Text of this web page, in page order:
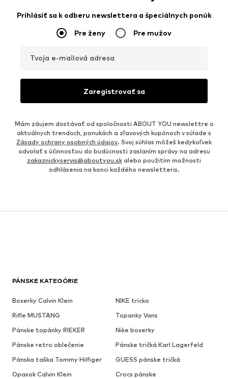
Prihlásiť sa k odberu newslettera a špeciálnych ponúk
Pre ženy Pre mužov
Tvoja e-mailová adresa
Zaregistrovať sa
Mám záujem dostávať od spoločnosti ABOUT YOU newslettre o
aktuálnych trendoch, ponukách a zľavových kupónoch v súlade s
Zásady ochrany osobných údajov. Svoj súhlas môžeš kedykoľvek
odvolať s účinnosťou do budúcnosti zaslaním správy na adresu
zakaznickyservis@aboutyou.sk alebo použitím možnosti
odhlásenia na konci každého newslettera.
PÁNSKE KATEGÓRIE
Boxerky Calvin Klein
NIKE tricko
Rifle MUSTANG
Topanky Vans
Pánske topánky RIEKER
Nike boxerky
Pánske retro oblečenie
Pánske tričká Karl Lagerfeld
Pánska taška Tommy Hilfiger
GUESS pánske tričká
Opasok Calvin Klein
Crocs pánske